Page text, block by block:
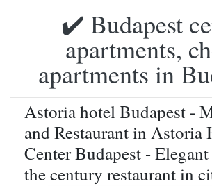
✔️ Budapest
apartments,
apartments in
Astoria hotel Budapest -
and Restaurant in Astoria
Center Budapest -
the century restaurant in